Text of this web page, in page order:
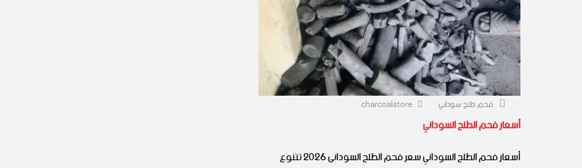
فحم طلح سوداني
أسعار فحم الطلح السوداني
أسعار فحم الطلح السوداني سعر فحم الطلح السودانى 2026 تتنوع